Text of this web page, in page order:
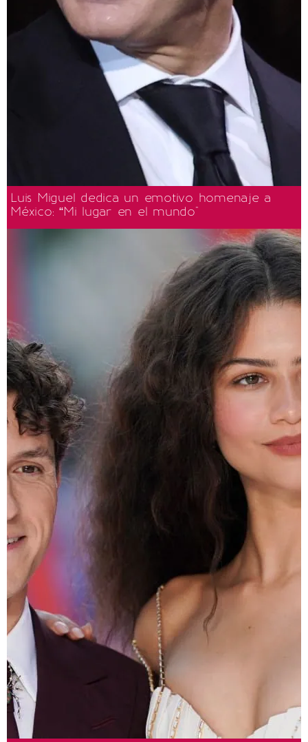
Luis Miguel dedica un emotivo homenaje a
México: “Mi lugar en el mundo"